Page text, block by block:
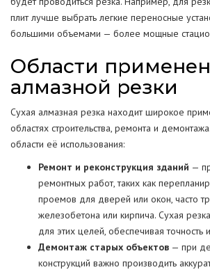
плит лучше выбрать легкие переносные
большими объемами — более мощные
Области
алмазной резки
Сухая алмазная резка находит широкое
областях строительства, ремонта и
области её использования:
Ремонт и реконструкция зданий —
ремонтных работ, таких как
проемов для дверей или окон, часто
железобетона или кирпича. Сухая
для этих целей, обеспечивая точность
Демонтаж старых объектов — при
конструкций важно производить